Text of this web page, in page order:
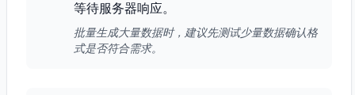
等待服务器响应。
批量生成大量数据时，建议先测试少量数据确认格
式是否符合需求。